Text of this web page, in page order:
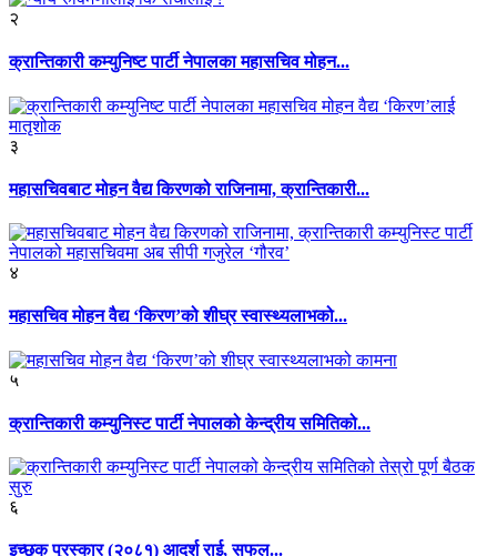
२
क्रान्तिकारी कम्युनिष्ट पार्टी नेपालका महासचिव मोहन...
३
महासचिवबाट मोहन वैद्य किरणको राजिनामा, क्रान्तिकारी...
४
महासचिव मोहन वैद्य ‘किरण’को शीघ्र स्वास्थ्यलाभको...
५
क्रान्तिकारी कम्युनिस्ट पार्टी नेपालको केन्द्रीय समितिको...
६
इच्छुक पुरस्कार (२०८१) आदर्श राई, सफल...